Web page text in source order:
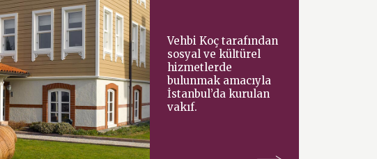
Vehbi Koç tarafından
sosyal ve kültürel
hizmetlerde
bulunmak amacıyla
İstanbul’da kurulan
vakıf.